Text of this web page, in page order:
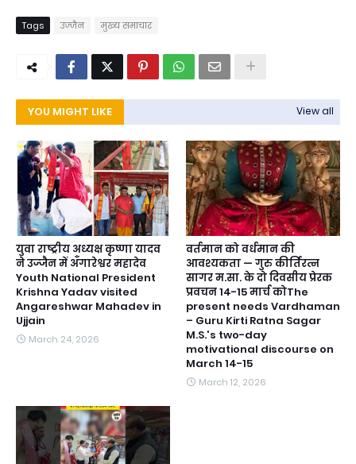
Tags उज्जैन मुख्य समाचार
YOU MIGHT LIKE View all
युवा राष्ट्रीय अध्यक्ष कृष्णा यादव
ने उज्जैन में अँगारेश्वर महादेव
Youth National President
Krishna Yadav visited
Angareshwar Mahadev in
Ujjain
March 24, 2026
वर्तमान को वर्धमान की
आवश्यकता — गुरु कीर्तिरत्न
सागर म.सा. के दो दिवसीय प्रेरक
प्रवचन 14-15 मार्च कोThe
present needs Vardhaman
– Guru Kirti Ratna Sagar
M.S.'s two-day
motivational discourse on
March 14-15
March 12, 2026